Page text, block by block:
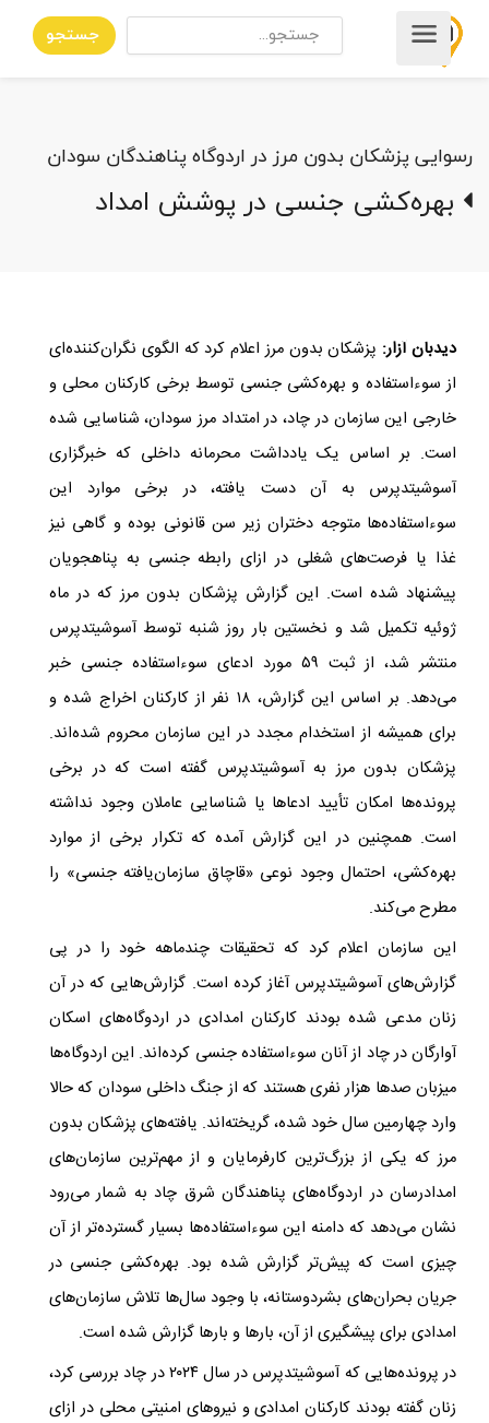
جستجو
رسوایی پزشکان بدون مرز در اردوگاه پناهندگان سودان
بهره‌کشی جنسی در پوشش امداد
دیدبان آزار: پزشکان بدون مرز اعلام کرد که الگوی نگران‌کننده‌ای
از سوءاستفاده و بهره‌کشی جنسی توسط برخی کارکنان محلی و
خارجی این سازمان در چاد، در امتداد مرز سودان، شناسایی شده
است. بر اساس یک یادداشت محرمانه داخلی که خبرگزاری
آسوشیتدپرس به آن دست یافته، در برخی موارد این
سوءاستفاده‌ها متوجه دختران زیر سن قانونی بوده و گاهی نیز
غذا یا فرصت‌های شغلی در ازای رابطه جنسی به پناهجویان
پیشنهاد شده است. این گزارش پزشکان بدون مرز که در ماه
ژوئیه تکمیل شد و نخستین بار روز شنبه توسط آسوشیتدپرس
منتشر شد، از ثبت ۵۹ مورد ادعای سوءاستفاده جنسی خبر
می‌دهد. بر اساس این گزارش، ۱۸ نفر از کارکنان اخراج شده و
برای همیشه از استخدام مجدد در این سازمان محروم شده‌اند.
پزشکان بدون مرز به آسوشیتدپرس گفته است که در برخی
پرونده‌ها امکان تأیید ادعاها یا شناسایی عاملان وجود نداشته
است. همچنین در این گزارش آمده که تکرار برخی از موارد
بهره‌کشی، احتمال وجود نوعی «قاچاق سازمان‌یافته جنسی» را
مطرح می‌کند.
این سازمان اعلام کرد که تحقیقات چندماهه خود را در پی
گزارش‌های آسوشیتدپرس آغاز کرده است. گزارش‌هایی که در آن
زنان مدعی شده بودند کارکنان امدادی در اردوگاه‌های اسکان
آوارگان در چاد از آنان سوءاستفاده جنسی کرده‌اند. این اردوگاه‌ها
میزبان صدها هزار نفری هستند که از جنگ داخلی سودان که حالا
وارد چهارمین سال خود شده، گریخته‌اند. یافته‌های پزشکان بدون
مرز که یکی از بزرگ‌ترین کارفرمایان و از مهم‌ترین سازمان‌های
امدادرسان در اردوگاه‌های پناهندگان شرق چاد به شمار می‌رود
نشان می‌دهد که دامنه این سوءاستفاده‌ها بسیار گسترده‌تر از آن
چیزی است که پیش‌تر گزارش شده بود. بهره‌کشی جنسی در
جریان بحران‌های بشردوستانه، با وجود سال‌ها تلاش سازمان‌های
امدادی برای پیشگیری از آن، بارها و بارها گزارش شده است.
در پرونده‌هایی که آسوشیتدپرس در سال ۲۰۲۴ در چاد بررسی کرد،
زنان گفته بودند کارکنان امدادی و نیروهای امنیتی محلی در ازای